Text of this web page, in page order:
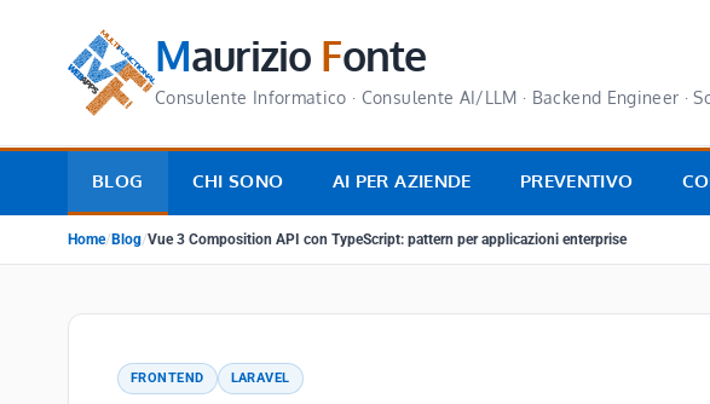
Maurizio Fonte
Consulente Informatico · Consulente AI/LLM · Backend Engineer ·
BLOG CHI SONO AI PER AZIENDE PREVENTIVO
Home/ Blog/Vue 3 Composition API con TypeScript: pattern per applicazioni enterprise
FRONTEND LARAVEL